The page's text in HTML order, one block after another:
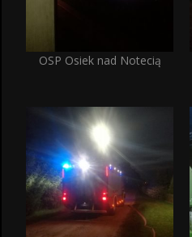
OSP Osiek nad Notecią